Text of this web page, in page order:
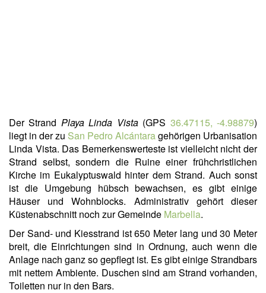
Der Strand PlayaLinda Vista (GPS 36.47115, -4.98879)
liegt in der zu San Pedro Alcántaragehörigen Urbanisation
Linda Vista. Das Bemerkenswerteste ist vielleicht nicht der
Strand selbst, sondern die Ruine einer frühchristlichen
Kirche im Eukalyptuswald hinter dem Strand. Auch sonst
ist die Umgebung hübsch bewachsen, es gibt einige
Häuser und Wohnblocks. Administrativ gehört dieser
Küstenabschnitt noch zur Gemeinde Marbella.
Der Sand- und Kiesstrand ist 650 Meter lang und 30 Meter
breit, die Einrichtungen sind in Ordnung, auch wenn die
Anlage nach ganz so gepflegt ist. Es gibt einige Strandbars
mit nettem Ambiente. Duschen sind am Strand vorhanden,
Toiletten nur in den Bars.